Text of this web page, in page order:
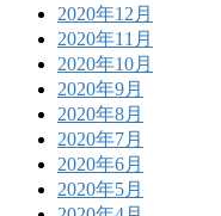
2020年12月
2020年11月
2020年10月
2020年9月
2020年8月
2020年7月
2020年6月
2020年5月